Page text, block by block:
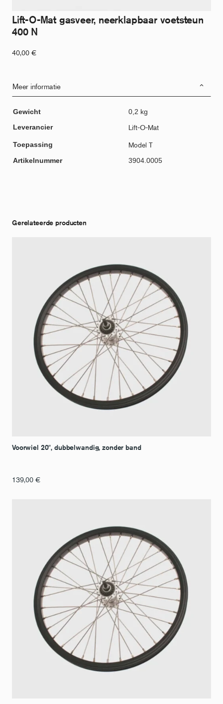
Lift-O-Mat gasveer, neerklapbaar voetsteun
400 N
40,00 €
Meer informatie
Gewicht
0,2 kg
Leverancier
Lift-O-Mat
Toepassing Model T
Artikelnummer 3904.0005
Gerelateerde producten
Voorwiel 20″, dubbelwandig, zonder band
139,00 €